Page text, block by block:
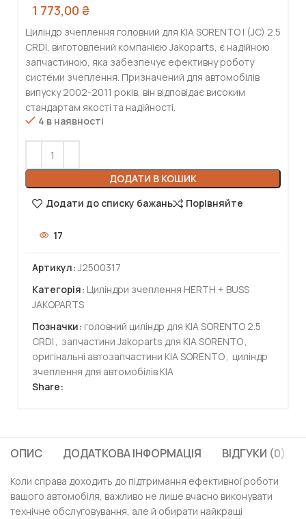
1 773,00 ₴
Циліндр зчеплення головний для KIA SORENTO I (JC) 2.5
CRDI, виготовлений компанією Jakoparts, є надійною
запчастиною, яка забезпечує ефективну роботу
системи зчеплення. Призначений для автомобілів
випуску 2002-2011 років, він відповідає високим
стандартам якості та надійності.
4 в наявності
ДОДАТИ В КОШИК
Додати до списку бажань
Порівняйте
17
Артикул:J2500317
Категорія: Циліндри зчеплення HERTH + BUSS
JAKOPARTS
Позначки: головний циліндр для KIA SORENTO 2.5
CRDI , запчастини Jakoparts для KIA SORENTO,
оригінальні автозапчастини KIA SORENTO, циліндр
зчеплення для автомобілів KIA
Share:
ОПИС ДОДАТКОВА ІНФОРМАЦІЯ ВІДГУКИ (0)
Коли справа доходить до підтримання ефективної роботи
вашого автомобіля, важливо не лише вчасно виконувати
технічне обслуговування, але й обирати найкращі